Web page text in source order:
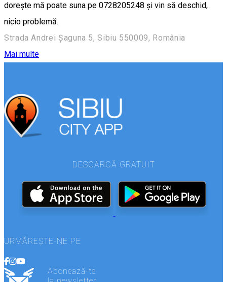
dorește mă poate suna pe 0728205248 și vin să deschid,
nicio problemă.
Strada Andrei Șaguna 5, Sibiu 550009, România
Mai multe
DESCARCĂ GRATUIT
URMĂREȘTE-NE PE
Abonează-te